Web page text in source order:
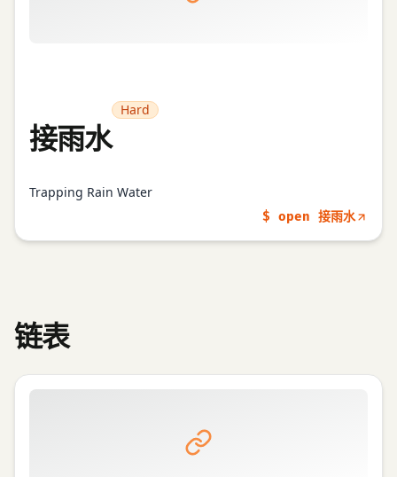
接雨水
Hard
Trapping Rain Water
$ open 接雨水
链表